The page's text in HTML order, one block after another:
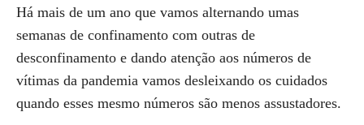
Há mais de um ano que vamos alternando umas
semanas de confinamento com outras de
desconfinamento e dando atenção aos números de
vítimas da pandemia vamos desleixando os cuidados
quando esses mesmo números são menos assustadores.